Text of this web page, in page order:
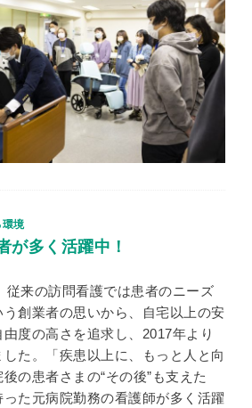
環境
が多く活躍中！
従来の訪問看護では患者のニーズ
創業者の思いから、自宅以上の安
度の高さを追求し、2017年より
た。「疾患以上に、もっと人と向
の患者さまの“その後”も支えた
た元病院勤務の看護師が多く活躍